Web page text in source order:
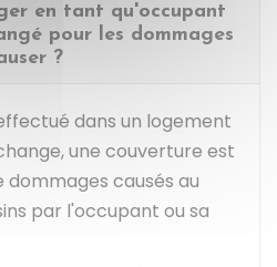
en tant qu'occupant
pour les dommages
?
dans un logement
une couverture est
dommages causés au
par l'occupant ou sa